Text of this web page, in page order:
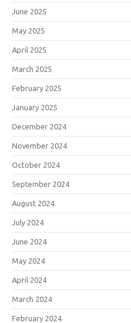
June 2025
May 2025
April 2025
March 2025
February 2025
January 2025
December 2024
November 2024
October 2024
September 2024
August 2024
July 2024
June 2024
May 2024
April 2024
March 2024
February 2024